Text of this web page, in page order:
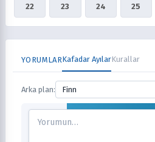
22 23 24 25
YORUMLARKafadar AyılarKurallar
Arka plan: Finn